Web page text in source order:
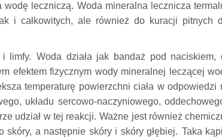
wodę leczniczą. Woda mineralna lecznicza
i całkowitych, ale również do kuracji pitnych
limfy. Woda działa jak bandaż pod naciskiem,
efektem fizycznym wody mineralnej leczącej
temperaturę powierzchni ciała w odpowiedzi
układu sercowo-naczyniowego,
udział w tej reakcji. Ważne jest również
skóry, a następnie skóry i skóry głębiej. Taka